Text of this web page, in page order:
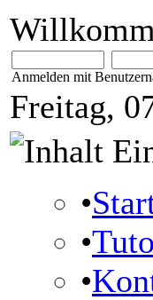
Anmelden mit
Freitag,
•
•
•